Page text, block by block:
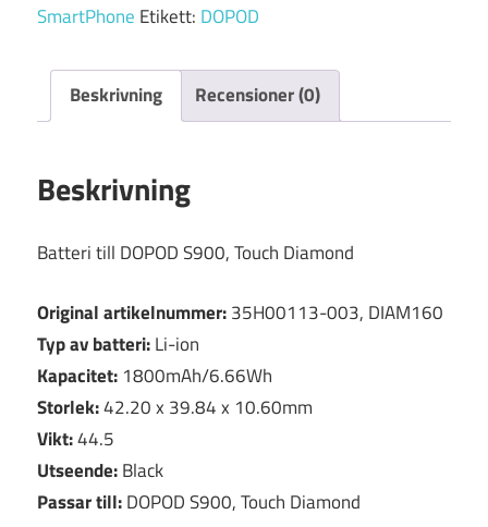
SmartPhone Etikett: DOPOD
Beskrivning Recensioner (0)
Beskrivning
Batteri till DOPOD S900, Touch Diamond
Original artikelnummer:35H00113-003, DIAM160
Typ av batteri:Li-ion
Kapacitet: 1800mAh/6.66Wh
Storlek:42.20 x 39.84 x 10.60mm
Vikt:44.5
Utseende:Black
Passar till:DOPOD S900, Touch Diamond